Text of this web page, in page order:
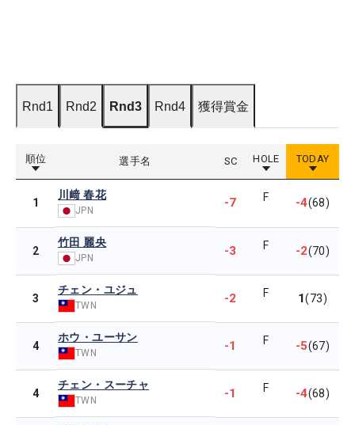
Rnd1 Rnd2 Rnd3 Rnd4 獲得賞金
順位 選手名 SC HOLE TODAY
1
川﨑 春花
JPN
-7 F -4(68)
2
竹田 麗央
JPN -3 F -2(70)
3
チェン・ユジュ
TWN -2 F 1(73)
4
ホウ・ユーサン
TWN -1 F -5(67)
4
チェン・スーチャ
TWN -1 F -4(68)